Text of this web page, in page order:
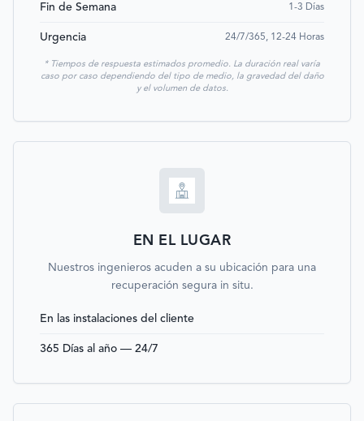
Fin de Semana 1-3 Días
Urgencia 24/7/365, 12-24 Horas
* Tiempos de respuesta estimados promedio. La duración real varía
caso por caso dependiendo del tipo de medio, la gravedad del daño
y el volumen de datos.
EN EL LUGAR
Nuestros ingenieros acuden a su ubicación para una
recuperación segura in situ.
En las instalaciones del cliente
365 Días al año — 24/7